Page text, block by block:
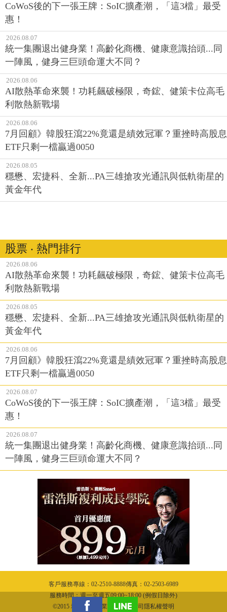
CoWoS後的下一張王牌：SoIC擴產潮，「這3檔」最受
惠！
2026.08.07
統一集團退出健身業！高齡化商機、健康意識抬頭...同
一陣風，健身三巨頭命運大不同？
2026.08.06
AI散熱革命來襲！功耗飆破極限，奇鋐、健策卡位高毛
利散熱新戰場
2026.08.06
7月回顧》韓股狂瀉22%竟還是績效冠軍？重挫時高股息
ETF只剩一檔贏過0050
2026.08.05
穩懋、宏捷科、全新...PA三雄搶攻光通訊與低軌衛星的
黃金年代
股票 ‧ 熱門排行
2026.08.06
AI散熱革命來襲！功耗飆破極限，奇鋐、健策卡位高毛
利散熱新戰場
2026.08.05
穩懋、宏捷科、全新...PA三雄搶攻光通訊與低軌衛星的
黃金年代
2026.08.06
7月回顧》韓股狂瀉22%竟還是績效冠軍？重挫時高股息
ETF只剩一檔贏過0050
2026.08.07
CoWoS後的下一張王牌：SoIC擴產潮，「這3檔」最受
惠！
2026.08.07
統一集團退出健身業！高齡化商機、健康意識抬頭...同
一陣風，健身三巨頭命運大不同？
客戶服務專線：02-2510-8888傳真：02-2503-6989
服務時間：週一至週五09:00~18:00 (例假日除外)
©2015 城邦文化事業股份有限公司隱私權聲明